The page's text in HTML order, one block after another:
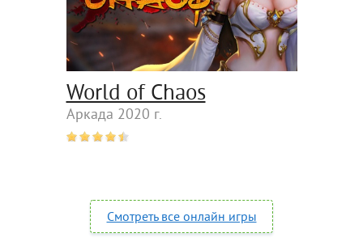
World of Chaos
Аркада 2020 г.
Смотреть все онлайн игры